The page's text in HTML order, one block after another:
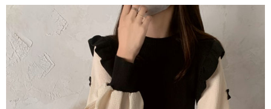
用戶於交易時，得透過本服務購買商品或服務，並由商店將買賣／分期付款
買賣價金債權讓與本公司後，依約使用本公司帳單繳交帳款。
2.基於同意付款使用「大哥付你分期」之契約關係目的，商店將以您的個人
資料（包含姓名、電話或地址）提供予台灣大哥大進項蒐集、處理及利用，
由本公司與您本人進行分期帳單所需資料之確認、核對及更正。
3.完整用戶服務條款，請詳閱以下連結：
https://oppay.tw/userRule
※ 請注意：結帳手續完成當下不需立刻繳費，但若您需要取消訂單，請聯絡
購買商品的店家。未經商家同意取消之訂單仍視為有效，需透過AFTEE先享
後付繳納相關費用。
※ 交易是否成功請以「AFTEE先享後付 」之結帳頁面顯示為準，若有關於
是否繳費成功／繳費後需取消欲退款等相關疑問，請聯繫「AFTEE先享後付
客戶支援中心」
https://netprotections.freshdesk.com/support/home
【注意事項】
１．透過由恩沛科技股份有限公司提供之「AFTEE先享後付」服務完成之交
易，需依本服務之必要範圍內提供個人資料，並將交易相關給付款項請求債
每筆NT$45，滿NT$499(含以上)免運費
付款 後7-11取貨
每筆NT$45，滿NT$499(含以上)免運費
每筆NT$70，滿NT$499(含以上)免運費